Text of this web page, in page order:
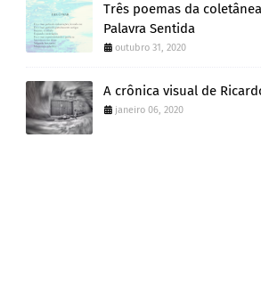
Três poemas da
Palavra Sentida
outubro 31, 2020
A crônica visual de
janeiro 06, 2020